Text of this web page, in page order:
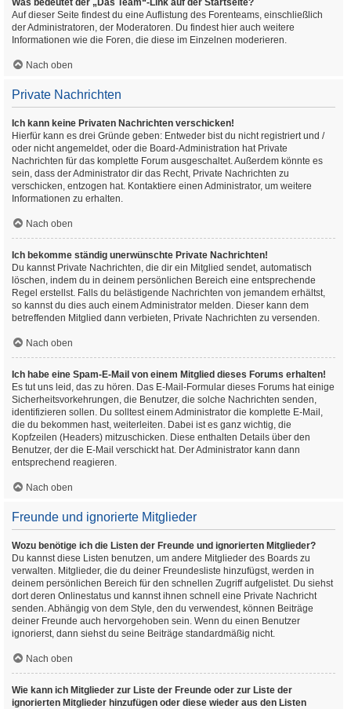
Was bedeutet der „Das Team“-Link auf der Startseite?
Auf dieser Seite findest du eine Auflistung des Forenteams, einschließlich
der Administratoren, der Moderatoren. Du findest hier auch weitere
Informationen wie die Foren, die diese im Einzelnen moderieren.
Nach oben
Private Nachrichten
Ich kann keine Privaten Nachrichten verschicken!
Hierfür kann es drei Gründe geben: Entweder bist du nicht registriert und /
oder nicht angemeldet, oder die Board-Administration hat Private
Nachrichten für das komplette Forum ausgeschaltet. Außerdem könnte es
sein, dass der Administrator dir das Recht, Private Nachrichten zu
verschicken, entzogen hat. Kontaktiere einen Administrator, um weitere
Informationen zu erhalten.
Nach oben
Ich bekomme ständig unerwünschte Private Nachrichten!
Du kannst Private Nachrichten, die dir ein Mitglied sendet, automatisch
löschen, indem du in deinem persönlichen Bereich eine entsprechende
Regel erstellst. Falls du belästigende Nachrichten von jemandem erhältst,
so kannst du dies auch einem Administrator melden. Dieser kann dem
betreffenden Mitglied dann verbieten, Private Nachrichten zu versenden.
Nach oben
Ich habe eine Spam-E-Mail von einem Mitglied dieses Forums erhalten!
Es tut uns leid, das zu hören. Das E-Mail-Formular dieses Forums hat einige
Sicherheitsvorkehrungen, die Benutzer, die solche Nachrichten senden,
identifizieren sollen. Du solltest einem Administrator die komplette E-Mail,
die du bekommen hast, weiterleiten. Dabei ist es ganz wichtig, die
Kopfzeilen (Headers) mitzuschicken. Diese enthalten Details über den
Benutzer, der die E-Mail verschickt hat. Der Administrator kann dann
entsprechend reagieren.
Nach oben
Freunde und ignorierte Mitglieder
Wozu benötige ich die Listen der Freunde und ignorierten Mitglieder?
Du kannst diese Listen benutzen, um andere Mitglieder des Boards zu
verwalten. Mitglieder, die du deiner Freundesliste hinzufügst, werden in
deinem persönlichen Bereich für den schnellen Zugriff aufgelistet. Du siehst
dort deren Onlinestatus und kannst ihnen schnell eine Private Nachricht
senden. Abhängig von dem Style, den du verwendest, können Beiträge
deiner Freunde auch hervorgehoben sein. Wenn du einen Benutzer
ignorierst, dann siehst du seine Beiträge standardmäßig nicht.
Nach oben
Wie kann ich Mitglieder zur Liste der Freunde oder zur Liste der
ignorierten Mitglieder hinzufügen oder diese wieder aus den Listen